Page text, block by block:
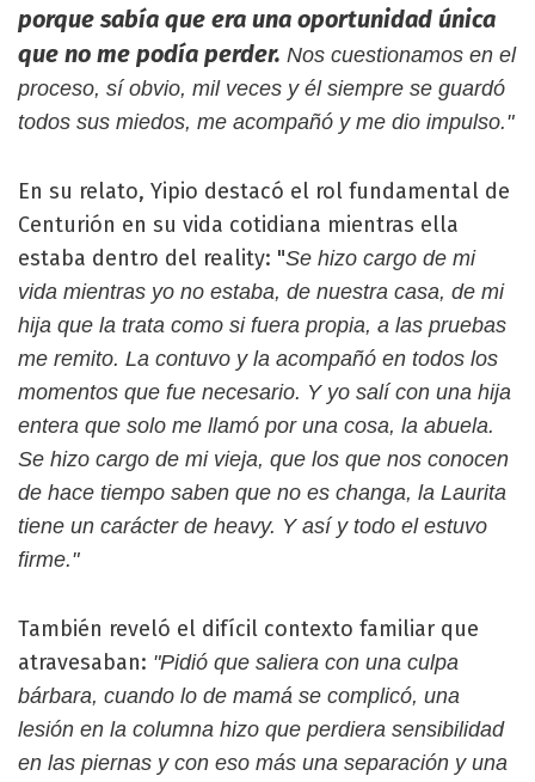
porque sabía que era una oportunidad única
que no me podía perder. Nos cuestionamos en el
proceso, sí obvio, mil veces y él siempre se guardó
todos sus miedos, me acompañó y me dio impulso."
En su relato, Yipio destacó el rol fundamental de
Centurión en su vida cotidiana mientras ella
estaba dentro del reality: "Se hizo cargo de mi
vida mientras yo no estaba, de nuestra casa, de mi
hija que la trata como si fuera propia, a las pruebas
me remito. La contuvo y la acompañó en todos los
momentos que fue necesario. Y yo salí con una hija
entera que solo me llamó por una cosa, la abuela.
Se hizo cargo de mi vieja, que los que nos conocen
de hace tiempo saben que no es changa, la Laurita
tiene un carácter de heavy. Y así y todo el estuvo
firme."
También reveló el difícil contexto familiar que
atravesaban: "Pidió que saliera con una culpa
bárbara, cuando lo de mamá se complicó, una
lesión en la columna hizo que perdiera sensibilidad
en las piernas y con eso más una separación y una